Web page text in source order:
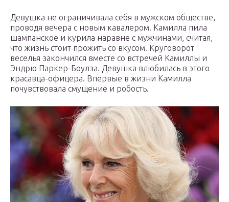
Девушка не ограничивала себя в мужском обществе,
проводя вечера с новым кавалером. Камилла пила
шампанское и курила наравне с мужчинами, считая,
что жизнь стоит прожить со вкусом. Круговорот
веселья закончился вместе со встречей Камиллы и
Эндрю Паркер-Боулза. Девушка влюбилась в этого
красавца-офицера. Впервые в жизни Камилла
почувствовала смущение и робость.